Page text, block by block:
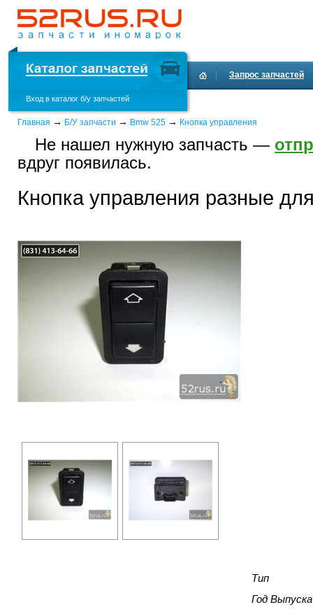
Вход в каталог б/у запчастей
Запрос запчастей
Главная → Б/У запчасти → Bmw 525 → Кнопка управления
Не нашел нужную запчасть —
вдруг появилась.
Кнопка управления разные
Тип
Год Выпуска